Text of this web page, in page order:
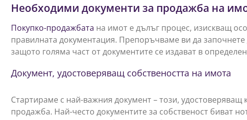
Необходими документи за продажба на
Покупко-продажбата на имот е дълъг процес, изискващ
правилната документация. Препоръчваме ви да
защото голяма част от документите се издават в
Документ, удостоверяващ собствеността на имота
Стартираме с най-важния документ – този,
продажба. Най-често документите за собственост биват